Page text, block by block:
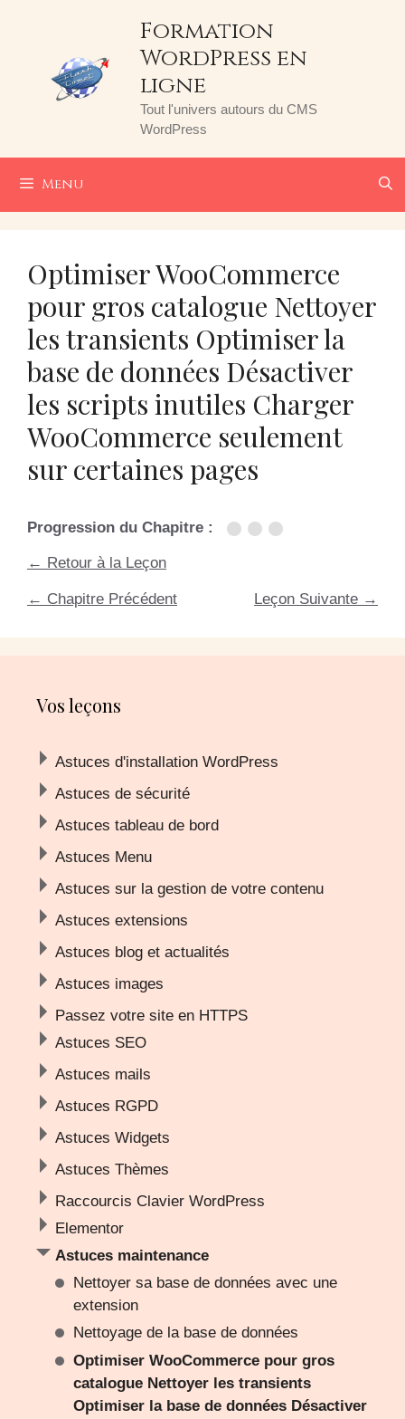
Formation
WordPress en
ligne
Tout l'univers autours du CMS
WordPress
Menu
Optimiser WooCommerce
pour gros catalogue Nettoyer
les transients Optimiser la
base de données Désactiver
les scripts inutiles Charger
WooCommerce seulement
sur certaines pages
Progression du Chapitre :
← Retour à la Leçon
← Chapitre Précédent Leçon Suivante →
Vos leçons
Astuces d'installation WordPress
Astuces de sécurité
Astuces tableau de bord
Astuces Menu
Astuces sur la gestion de votre contenu
Astuces extensions
Astuces blog et actualités
Astuces images
Passez votre site en HTTPS
Astuces SEO
Astuces mails
Astuces RGPD
Astuces Widgets
Astuces Thèmes
Raccourcis Clavier WordPress
Elementor
Astuces maintenance
Nettoyer sa base de données avec une
extension
Nettoyage de la base de données
Optimiser WooCommerce pour gros
catalogue Nettoyer les transients
Optimiser la base de données Désactiver